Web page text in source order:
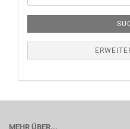
MEHR ÜBER...